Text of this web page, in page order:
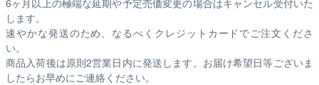
します。
速やかな発送のため、なるべくクレジットカードでご注文くださ
い。
商品入荷後は原則2営業日内に発送します。お届け希望日等ございま
したらお早めにご連絡ください。